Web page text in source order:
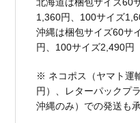
1,360円、100サイズ
沖縄は梱包サイズ60サ
円、100サイズ2,490円
※ ネコポス（ヤマト運
円）、レターパックプ
沖縄のみ）での発送も